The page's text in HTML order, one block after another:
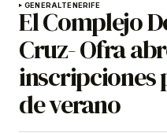
GENERALTENERIFE
El Complejo
Cruz- Ofra
inscripciones
de verano